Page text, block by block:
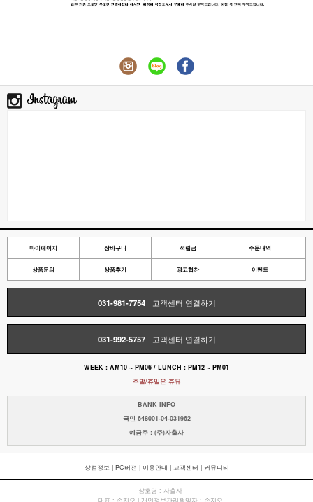
마이페이지 장바구니 적립금 주문내역
상품문의 상품후기 광고협찬 이벤트
031-981-7754 고객센터 연결하기
031-992-5757 고객센터 연결하기
WEEK : AM10 ~ PM06 / LUNCH : PM12 ~ PM01
주말/휴일은 휴뮤
BANK INFO
국민 648001-04-031962
예금주 : (주)자출사
상점정보 | PC버젼 | 이용안내 | 고객센터 | 커뮤니티
상호명 : 자출사
대표 : 손지오 | 개인정보관리책임자 : 손지오